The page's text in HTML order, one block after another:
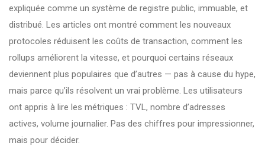
expliquée comme un système de registre public, immuable, et
distribué. Les articles ont montré comment les nouveaux
protocoles réduisent les coûts de transaction, comment les
rollups améliorent la vitesse, et pourquoi certains réseaux
deviennent plus populaires que d’autres — pas à cause du hype,
mais parce qu’ils résolvent un vrai problème. Les utilisateurs
ont appris à lire les métriques : TVL, nombre d’adresses
actives, volume journalier. Pas des chiffres pour impressionner,
mais pour décider.